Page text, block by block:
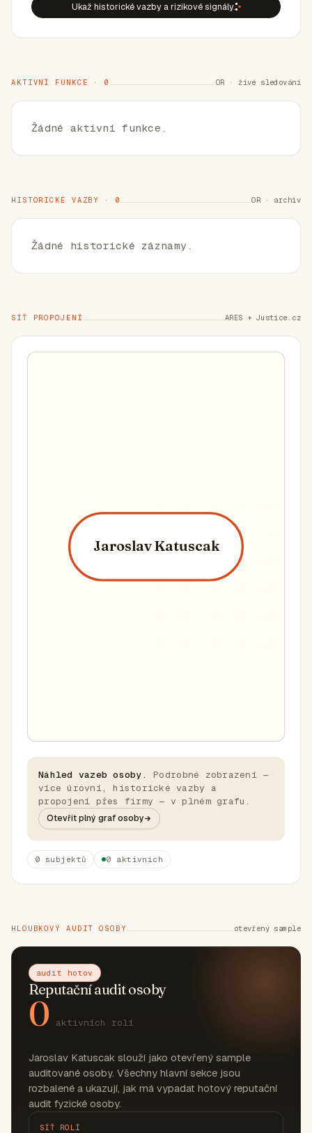
Ukaž historické vazby a rizikové signály.
AKTIVNÍ FUNKCE · 0 OR · živé sledování
Žádné aktivní funkce.
HISTORICKÉ VAZBY · 0 OR · archiv
Žádné historické záznamy.
SÍŤ PROPOJENÍ ARES + Justice.cz
Jaroslav Katuscak
Náhled vazeb osoby.
Podrobné zobrazení —
více úrovní, historické vazby a
propojení přes firmy — v plném grafu.
Otevřít plný graf osoby
0 subjektů 0 aktivních
HLOUBKOVÝ AUDIT OSOBY otevřený sample
audit hotov
Reputační audit osoby
0 aktivních rolí
Jaroslav Katuscak slouží jako otevřený sample
auditované osoby. Všechny hlavní sekce jsou
rozbalené a ukazují, jak má vypadat hotový reputační
audit fyzické osoby.
SÍŤ ROLÍ